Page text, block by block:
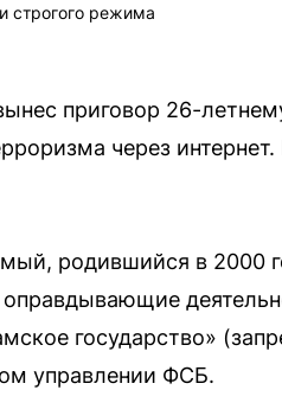
строгого режима
приговор 26-
через
родившийся в 2000
оправдывающие
государство»
управлении ФСБ.